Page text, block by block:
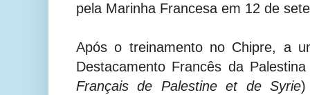
pela Marinha Francesa em 12 de
Após o treinamento no Chipre, a
Destacamento Francês da
Français de Palestine et de Syrie)